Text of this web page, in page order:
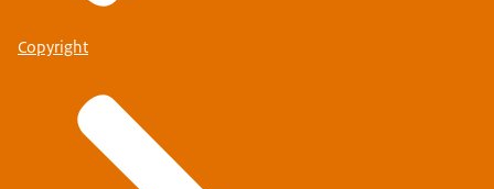
Copyright